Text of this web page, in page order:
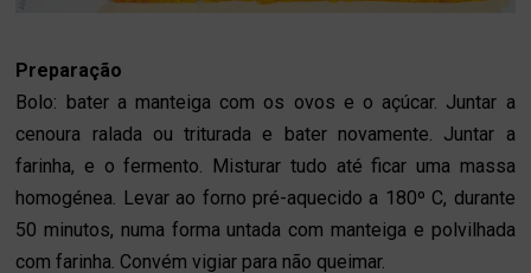
Preparação
Bolo: bater a manteiga com os ovos e o açúcar. Juntar a
cenoura ralada ou triturada e bater novamente. Juntar a
farinha, e o fermento. Misturar tudo até ficar uma massa
homogénea. Levar ao forno pré-aquecido a 180º C, durante
50 minutos, numa forma untada com manteiga e polvilhada
com farinha. Convém vigiar para não queimar.